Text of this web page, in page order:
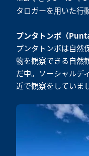
タロガーを用いた行
プンタトンボ（
プンタトンボは自然
物を観察できる自然
だ中。ソーシャルデ
近で観察をしていま